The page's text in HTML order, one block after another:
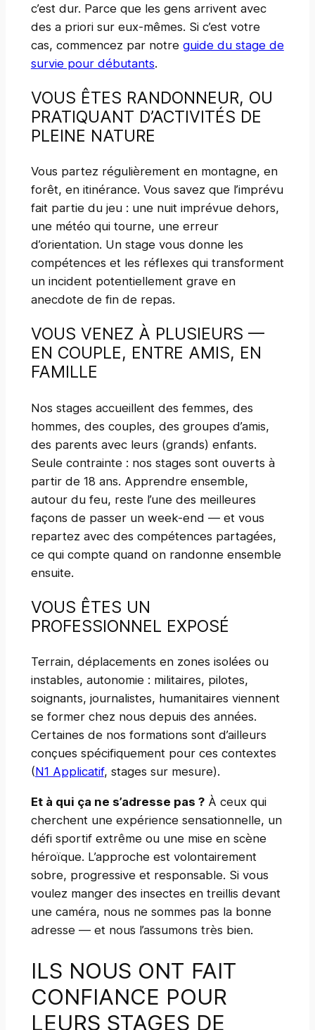
c’est dur. Parce que les gens arrivent avec
des a priori sur eux-mêmes. Si c’est votre
cas, commencez par notre guide du stage de
survie pour débutants.
VOUS ÊTES RANDONNEUR, OU
PRATIQUANT D’ACTIVITÉS DE
PLEINE NATURE
Vous partez régulièrement en montagne, en
forêt, en itinérance. Vous savez que l’imprévu
fait partie du jeu : une nuit imprévue dehors,
une météo qui tourne, une erreur
d’orientation. Un stage vous donne les
compétences et les réflexes qui transforment
un incident potentiellement grave en
anecdote de fin de repas.
VOUS VENEZ À PLUSIEURS —
EN COUPLE, ENTRE AMIS, EN
FAMILLE
Nos stages accueillent des femmes, des
hommes, des couples, des groupes d’amis,
des parents avec leurs (grands) enfants.
Seule contrainte : nos stages sont ouverts à
partir de 18 ans. Apprendre ensemble,
autour du feu, reste l’une des meilleures
façons de passer un week-end — et vous
repartez avec des compétences partagées,
ce qui compte quand on randonne ensemble
ensuite.
VOUS ÊTES UN
PROFESSIONNEL EXPOSÉ
Terrain, déplacements en zones isolées ou
instables, autonomie : militaires, pilotes,
soignants, journalistes, humanitaires viennent
se former chez nous depuis des années.
Certaines de nos formations sont d’ailleurs
conçues spécifiquement pour ces contextes
(N1 Applicatif, stages sur mesure).
Et à qui ça ne s’adresse pas ?À ceux qui
cherchent une expérience sensationnelle, un
défi sportif extrême ou une mise en scène
héroïque. L’approche est volontairement
sobre, progressive et responsable. Si vous
voulez manger des insectes en treillis devant
une caméra, nous ne sommes pas la bonne
adresse — et nous l’assumons très bien.
ILS NOUS ONT FAIT
CONFIANCE POUR
LEURS STAGES DE